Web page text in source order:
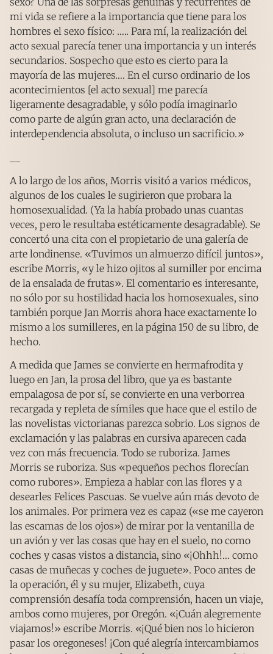
mi vida se refiere a la importancia que tiene para los
hombres el sexo físico: ….. Para mí, la realización del
acto sexual parecía tener una importancia y un interés
secundarios. Sospecho que esto es cierto para la
mayoría de las mujeres…. En el curso ordinario de los
acontecimientos [el acto sexual] me parecía
ligeramente desagradable, y sólo podía imaginarlo
como parte de algún gran acto, una declaración de
interdependencia absoluta, o incluso un sacrificio.»
A lo largo de los años, Morris visitó a varios médicos,
algunos de los cuales le sugirieron que probara la
homosexualidad. (Ya la había probado unas cuantas
veces, pero le resultaba estéticamente desagradable). Se
concertó una cita con el propietario de una galería de
arte londinense. «Tuvimos un almuerzo difícil juntos»,
escribe Morris, «y le hizo ojitos al sumiller por encima
de la ensalada de frutas». El comentario es interesante,
no sólo por su hostilidad hacia los homosexuales, sino
también porque Jan Morris ahora hace exactamente lo
mismo a los sumilleres, en la página 150 de su libro, de
hecho.
A medida que James se convierte en hermafrodita y
luego en Jan, la prosa del libro, que ya es bastante
empalagosa de por sí, se convierte en una verborrea
recargada y repleta de símiles que hace que el estilo de
las novelistas victorianas parezca sobrio. Los signos de
exclamación y las palabras en cursiva aparecen cada
vez con más frecuencia. Todo se ruboriza. James
Morris se ruboriza. Sus «pequeños pechos florecían
como rubores». Empieza a hablar con las flores y a
desearles Felices Pascuas. Se vuelve aún más devoto de
los animales. Por primera vez es capaz («se me cayeron
las escamas de los ojos») de mirar por la ventanilla de
un avión y ver las cosas que hay en el suelo, no como
coches y casas vistos a distancia, sino «¡Ohhh!… como
casas de muñecas y coches de juguete». Poco antes de
la operación, él y su mujer, Elizabeth, cuya
comprensión desafía toda comprensión, hacen un viaje,
ambos como mujeres, por Oregón. «¡Cuán alegremente
viajamos!» escribe Morris. «¡Qué bien nos lo hicieron
pasar los oregoneses! ¡Con qué alegría intercambiamos